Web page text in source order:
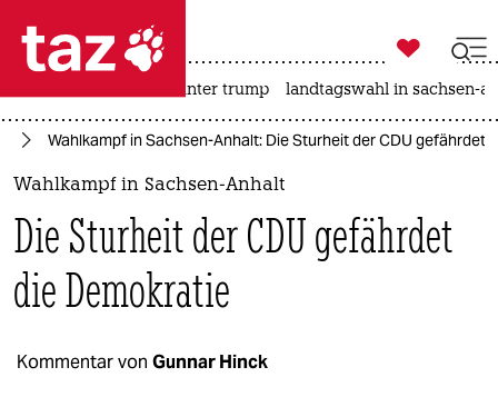
 taz zahl ich
taz zahl ich
politik
öko
gesellschaft

taz zahl ich
usa unter trump landtagswahl in sachsen-
Wahlkampf in Sachsen-Anhalt: Die Sturheit der CDU gefährdet
Wahlkampf in Sachsen-Anhalt
Die Sturheit der CDU gefährdet
die Demokratie
Kommentar von Gunnar Hinck